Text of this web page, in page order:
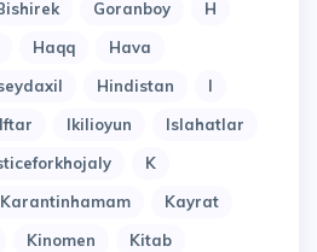
Goranboy
H
Haqq
Hava
Hindistan
I
Iftar Ikilioyun
Islahatlar
K
Karantinhamam
Kayrat
Kinomen
Kitab